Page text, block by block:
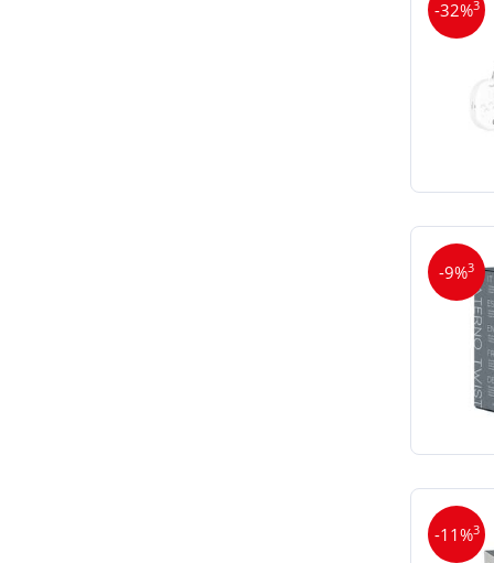
-32%3
-9%3
-11%3